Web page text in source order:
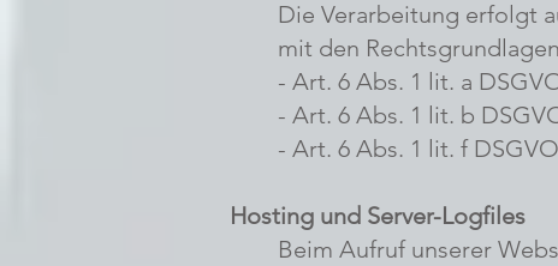
Die Verarbeitung erfolgt
mit den Rechtsgrundlagen
- Art. 6 Abs. 1 lit. a
- Art. 6 Abs. 1 lit. b
- Art. 6 Abs. 1 lit. f
Hosting und Server-Logfiles
Beim Aufruf unserer